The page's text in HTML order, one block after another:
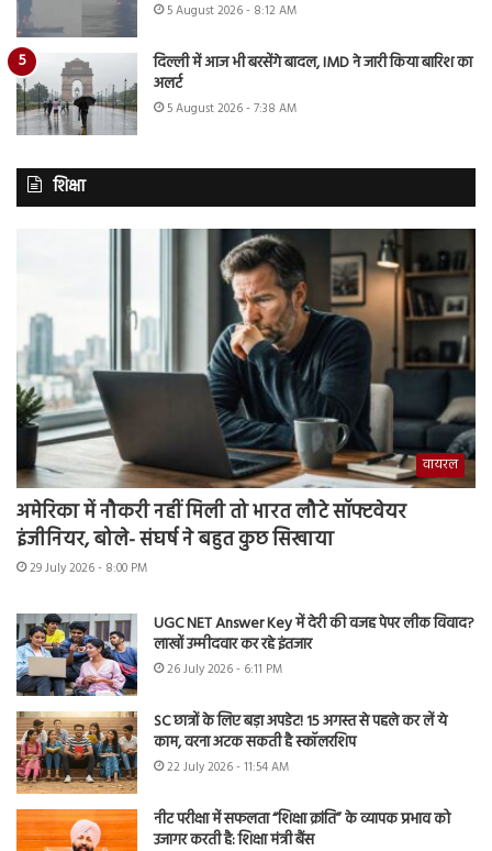
5 August 2026 - 8:12 AM
दिल्ली में आज भी बरसेंगे बादल, IMD ने जारी किया बारिश का
अलर्ट
5 August 2026 - 7:38 AM
शिक्षा
वायरल
अमेरिका में नौकरी नहीं मिली तो भारत लौटे सॉफ्टवेयर
इंजीनियर, बोले- संघर्ष ने बहुत कुछ सिखाया
29 July 2026 - 8:00 PM
UGC NET Answer Key में देरी की वजह पेपर लीक विवाद?
लाखों उम्मीदवार कर रहे इंतजार
26 July 2026 - 6:11 PM
SC छात्रों के लिए बड़ा अपडेट! 15 अगस्त से पहले कर लें ये
काम, वरना अटक सकती है स्कॉलरशिप
22 July 2026 - 11:54 AM
नीट परीक्षा में सफलता “शिक्षा क्रांति” के व्यापक प्रभाव को
उजागर करती है: शिक्षा मंत्री बैंस